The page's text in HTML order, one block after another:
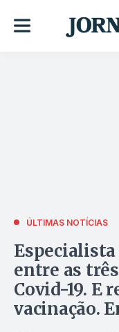
ÚLTIMAS NOTÍCIAS
entre as
Covid-19. E
vacinação.